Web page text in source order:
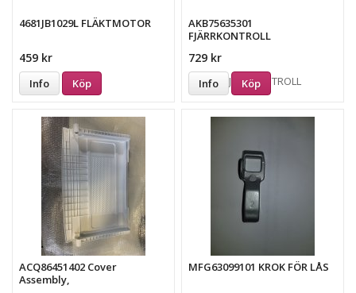
4681JB1029L FLÄKTMOTOR
459 kr
Info Köp
AKB75635301
FJÄRRKONTROLL
729 kr
Info Köp
ACQ86451402 Cover
Assembly,
MFG63099101 KROK FÖR LÅS